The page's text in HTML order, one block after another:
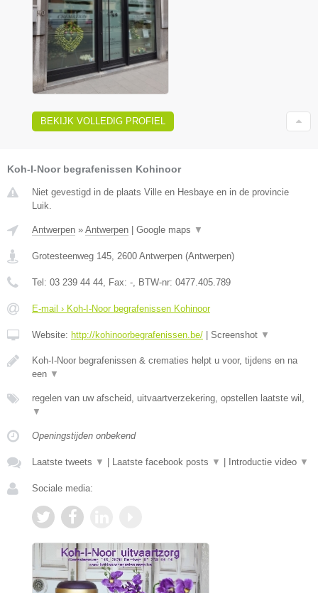
BEKIJK VOLLEDIG PROFIEL
Koh-I-Noor begrafenissen Kohinoor
Niet gevestigd in de plaats Ville en Hesbaye en in de provincie
Luik.
Antwerpen » Antwerpen Google maps ▼
Grotesteenweg 145, 2600 Antwerpen (Antwerpen)
Tel: 03 239 44 44, Fax: -, BTW-nr: 0477.405.789
E-mail › Koh-I-Noor begrafenissen Kohinoor
Website: http://kohinoorbegrafenissen.be/ Screenshot ▼
Koh-I-Noor begrafenissen & crematies helpt u voor, tijdens en na
een ▼
regelen van uw afscheid, uitvaartverzekering, opstellen laatste wil,
▼
Openingstijden onbekend
Laatste tweets ▼ Laatste facebook posts ▼ Introductie video ▼
Sociale media: